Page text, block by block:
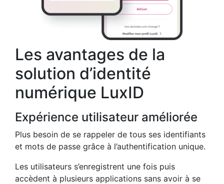
Les avantages de la
solution d’identité
numérique LuxID
Expérience utilisateur améliorée
Plus besoin de se rappeler de tous ses identifiants
et mots de passe grâce à l’authentification unique.
Les utilisateurs s’enregistrent une fois puis
accèdent à plusieurs applications sans avoir à se